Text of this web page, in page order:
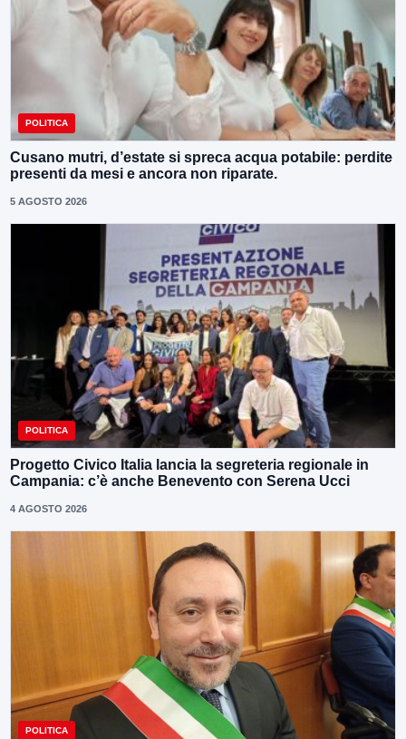
POLITICA
Cusano mutri, d’estate si spreca acqua potabile: perdite
presenti da mesi e ancora non riparate.
5 AGOSTO 2026
POLITICA
Progetto Civico Italia lancia la segreteria regionale in
Campania: c’è anche Benevento con Serena Ucci
4 AGOSTO 2026
POLITICA